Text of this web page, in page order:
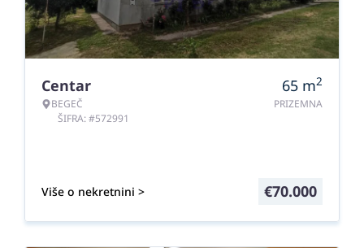
Centar
BEGEČ
ŠIFRA: #572991
65 m2
PRIZEMNA
Više o nekretnini > €70.000